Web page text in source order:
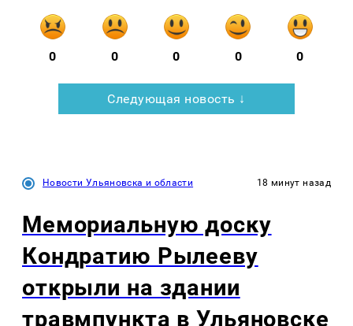
0 0 0 0 0
Следующая новость ↓
Новости Ульяновска и области 18 минут назад
Мемориальную доску
Кондратию Рылееву
открыли на здании
травмпункта в Ульяновске